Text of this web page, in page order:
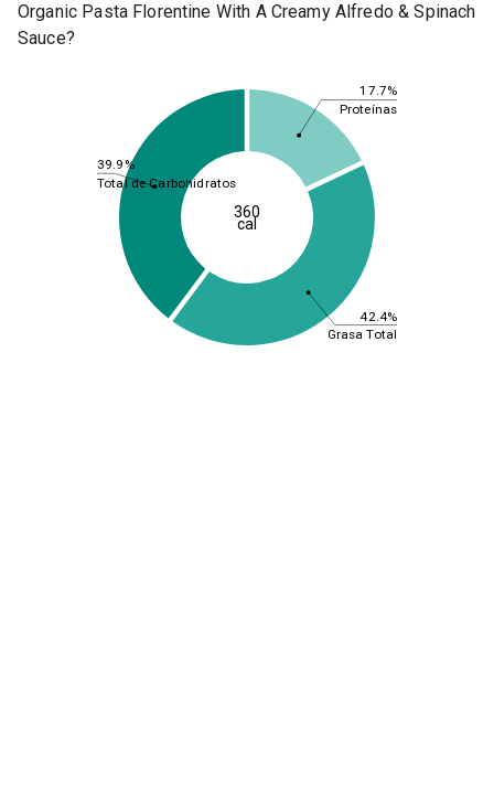
Organic Pasta Florentine With A Creamy Alfredo & Spinach
Sauce?
17.7%
42.4%
39.9%
Proteínas
Grasa Total
Total de Carbohidratos
360
cal